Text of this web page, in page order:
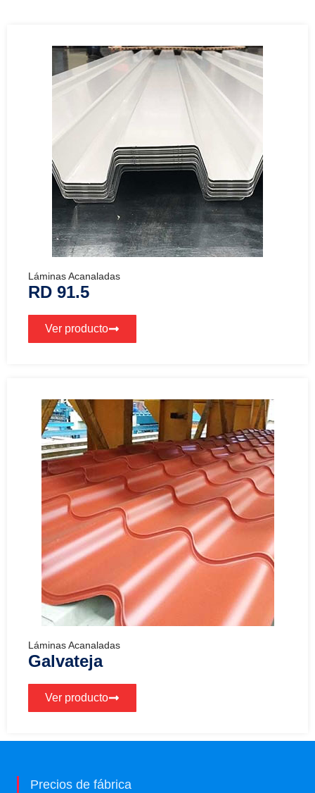
Láminas Acanaladas
RD 91.5
Ver producto
Láminas Acanaladas
Galvateja
Ver producto
Precios de fábrica